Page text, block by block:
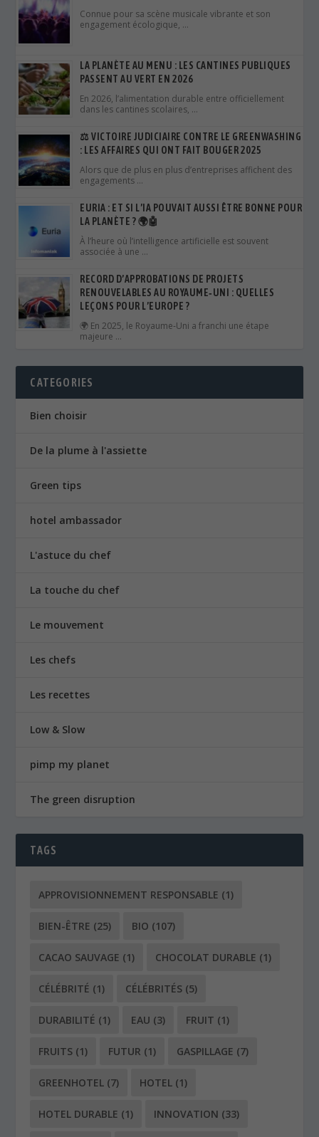
Connue pour sa scène musicale vibrante et son
engagement écologique, …
LA PLANÈTE AU MENU : LES CANTINES PUBLIQUES
PASSENT AU VERT EN 2026
En 2026, l’alimentation durable entre officiellement
dans les cantines scolaires, …
⚖️ VICTOIRE JUDICIAIRE CONTRE LE GREENWASHING
: LES AFFAIRES QUI ONT FAIT BOUGER 2025
Alors que de plus en plus d’entreprises affichent des
engagements …
EURIA : ET SI L’IA POUVAIT AUSSI ÊTRE BONNE POUR
LA PLANÈTE ? 🌍🤖
À l’heure où l’intelligence artificielle est souvent
associée à une …
RECORD D’APPROBATIONS DE PROJETS
RENOUVELABLES AU ROYAUME‑UNI : QUELLES
LEÇONS POUR L’EUROPE ?
🌍 En 2025, le Royaume‑Uni a franchi une étape
majeure …
CATEGORIES
Bien choisir
De la plume à l'assiette
Green tips
hotel ambassador
L'astuce du chef
La touche du chef
Le mouvement
Les chefs
Les recettes
Low & Slow
pimp my planet
The green disruption
TAGS
APPROVISIONNEMENT RESPONSABLE (1)
BIEN-ÊTRE (25) BIO (107)
CACAO SAUVAGE (1) CHOCOLAT DURABLE (1)
CÉLÉBRITÉ (1) CÉLÉBRITÉS (5)
DURABILITÉ (1) EAU (3) FRUIT (1)
FRUITS (1) FUTUR (1) GASPILLAGE (7)
GREENHOTEL (7) HOTEL (1)
HOTEL DURABLE (1) INNOVATION (33)